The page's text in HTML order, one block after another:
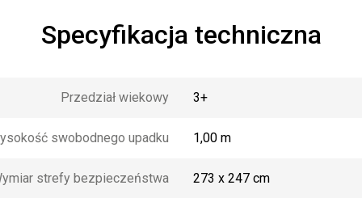
Specyfikacja techniczna
Przedział wiekowy 3+
swobodnego upadku 1,00 m
strefy bezpieczeństwa 273 x 247 cm